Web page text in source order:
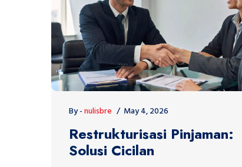
By -nulisbre May 4, 2026
Restrukturisasi Pinjaman:
Solusi Cicilan